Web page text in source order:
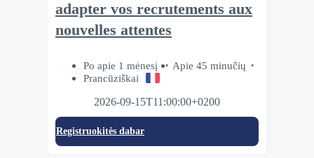
adapter vos recrutements aux
nouvelles attentes
Po apie 1 mėnesį
Apie 45 minučių
Prancūziškai
2026-09-15T11:00:00+0200
Registruokitės dabar